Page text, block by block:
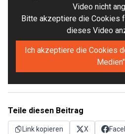
Video nicht
Bitte akzeptiere die Cookies
dieses Video
Ich akzeptiere die Cookies
Medien"
Teile diesen Beitrag
Link kopieren X